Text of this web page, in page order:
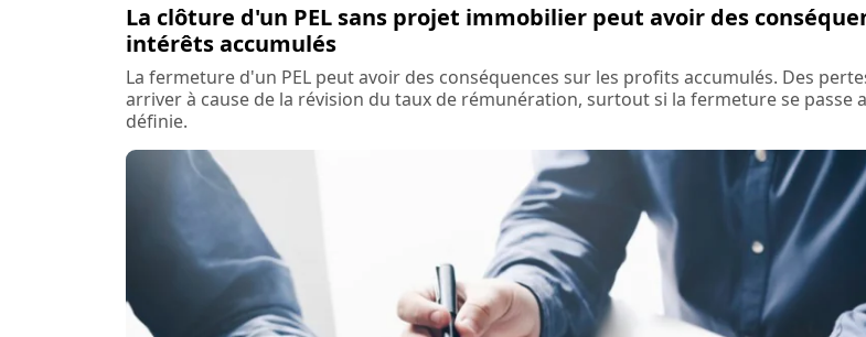
La clôture d'un PEL sans projet immobilier peut avoir des
intérêts accumulés
La fermeture d'un PEL peut avoir des conséquences sur les profits accumulés. Des
arriver à cause de la révision du taux de rémunération, surtout si la fermeture se passe
définie.